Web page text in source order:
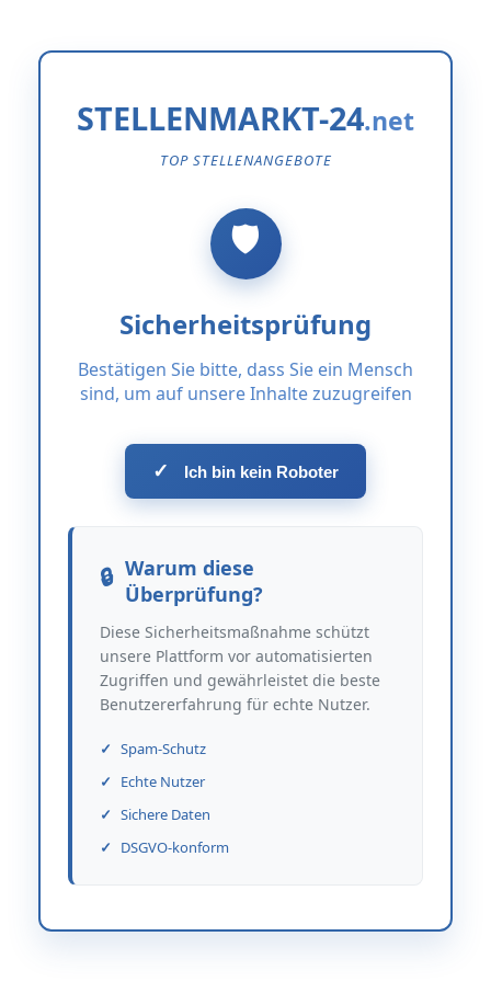
STELLENMARKT-24
TOP STELLENANGEBOTE
Sicherheitsprüfung
Bestätigen Sie bitte, dass Sie ein Mensch
sind, um auf unsere Inhalte zuzugreifen
✓ Ich bin kein Roboter
Warum diese
Überprüfung?
Diese Sicherheitsmaßnahme schützt
unsere Plattform vor automatisierten
Zugriffen und gewährleistet die beste
Benutzererfahrung für echte Nutzer.
Spam-Schutz
Echte Nutzer
Sichere Daten
DSGVO-konform